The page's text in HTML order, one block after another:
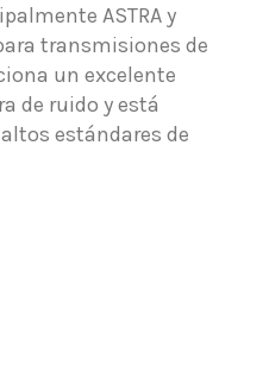
ASTRA y
transmisiones de
un excelente
de ruido y está
estándares de